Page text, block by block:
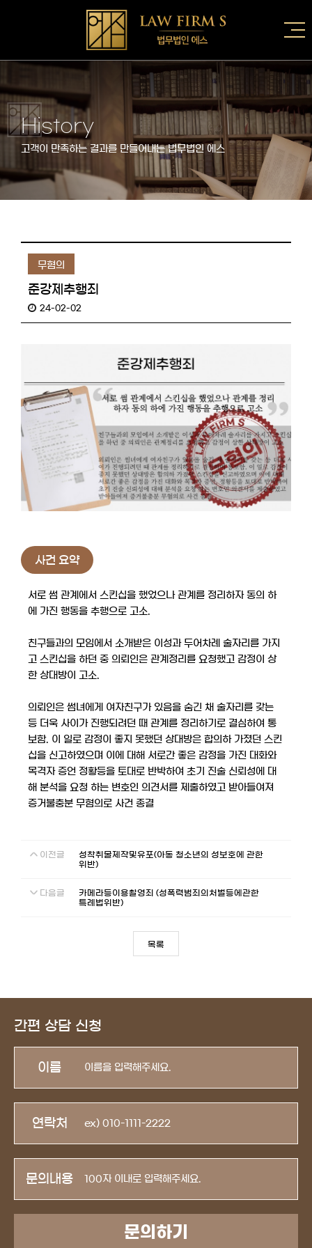
History
고객이 만족하는 결과를 만들어내는 법무법인 에스
무혐의
준강제추행죄
24-02-02
사건 요약
서로 썸 관계에서 스킨십을 했었으나 관계를 정리하자 동의 하
에 가진 행동을 추행으로 고소.
친구들과의 모임에서 소개받은 이성과 두어차례 술자리를 가지
고 스킨십을 하던 중 의뢰인은 관계정리를 요청했고 감정이 상
한 상대방이 고소.
의뢰인은 썸녀에게 여자친구가 있음을 숨긴 채 술자리를 갖는
등 더욱 사이가 진행되려던 때 관계를 정리하기로 결심하여 통
보함. 이 일로 감정이 좋지 못했던 상대방은 합의하 가졌던 스킨
십을 신고하였으며 이에 대해 서로간 좋은 감정을 가진 대화와
목격자 증언 정황등을 토대로 반박하여 초기 진술 신뢰성에 대
해 분석을 요청 하는 변호인 의견서를 제출하였고 받아들여져
증거불충분 무혐의로 사건 종결
이전글
성착취물제작및유포(아동 청소년의 성보호에 관한
위반)
다음글
카메라등이용촬영죄 (성폭력범죄의처벌등에관한
특례법위반)
목록
간편 상담 신청
이름
연락처
문의내용